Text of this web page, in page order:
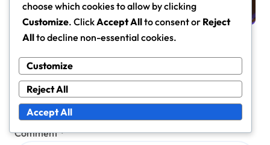
Leave a Reply
Your email address will not be published.
are marked*
Comment*
choose which cookies to allow by clicking
Customize. ClickAccept Allto consent or Reject
Allto decline non-essential cookies.
Customize
Reject All
Accept All